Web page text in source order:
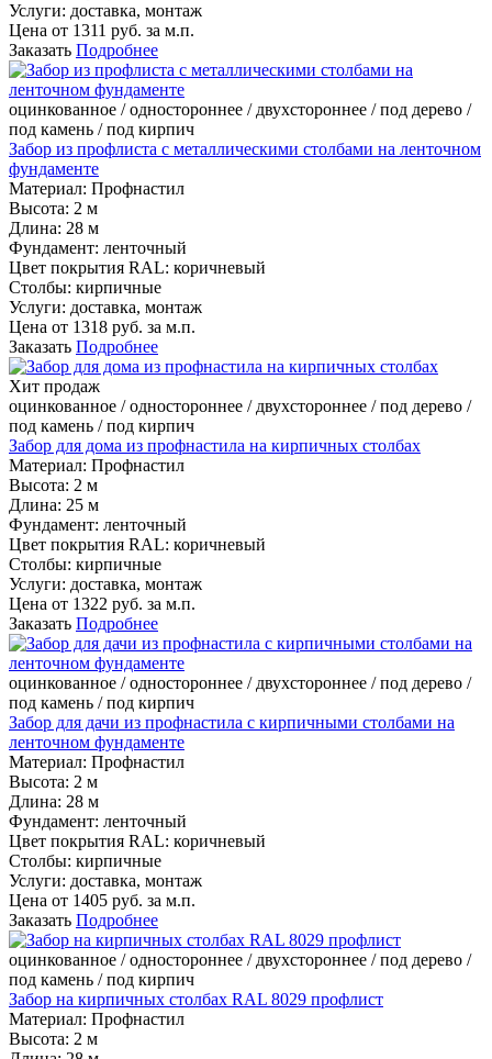
Услуги: доставка, монтаж
Цена от 1311 руб. за м.п.
Заказать Подробнее
оцинкованное / одностороннее / двухстороннее / под дерево /
под камень / под кирпич
Забор из профлиста с металлическими столбами на ленточном
фундаменте
Материал: Профнастил
Высота: 2 м
Длина: 28 м
Фундамент: ленточный
Цвет покрытия RAL: коричневый
Столбы: кирпичные
Услуги: доставка, монтаж
Цена от 1318 руб. за м.п.
Заказать Подробнее
Хит продаж
оцинкованное / одностороннее / двухстороннее / под дерево /
под камень / под кирпич
Забор для дома из профнастила на кирпичных столбах
Материал: Профнастил
Высота: 2 м
Длина: 25 м
Фундамент: ленточный
Цвет покрытия RAL: коричневый
Столбы: кирпичные
Услуги: доставка, монтаж
Цена от 1322 руб. за м.п.
Заказать Подробнее
оцинкованное / одностороннее / двухстороннее / под дерево /
под камень / под кирпич
Забор для дачи из профнастила с кирпичными столбами на
ленточном фундаменте
Материал: Профнастил
Высота: 2 м
Длина: 28 м
Фундамент: ленточный
Цвет покрытия RAL: коричневый
Столбы: кирпичные
Услуги: доставка, монтаж
Цена от 1405 руб. за м.п.
Заказать Подробнее
оцинкованное / одностороннее / двухстороннее / под дерево /
под камень / под кирпич
Забор на кирпичных столбах RAL 8029 профлист
Материал: Профнастил
Высота: 2 м